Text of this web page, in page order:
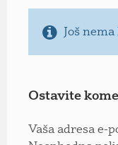
Još
Ostavite
Vaša adresa e-